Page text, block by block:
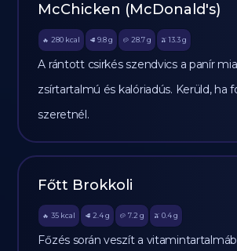
McChicken (McDonald's)
🔥 280 kcal 🥩 9.8 g 🥔 28.7g 🫒 13.3 g
A rántott csirkés szendvics a panír
zsírtartalmú és kalóriadús. Kerüld, ha
szeretnél.
Főtt Brokkoli
🔥 35 kcal 🥩 2.4 g 🥔 7.2 g 🫒 0.4 g
Főzés során veszít a